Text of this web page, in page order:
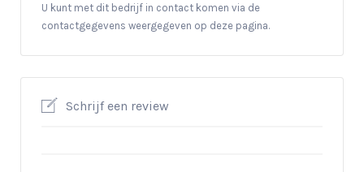
U kunt met dit bedrijf in contact komen via de
contactgegevens weergegeven op deze pagina.
Schrijf een review